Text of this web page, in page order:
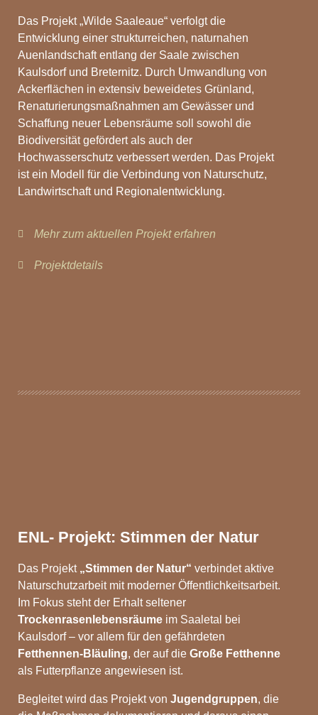
Das Projekt „Wilde Saaleaue“ verfolgt die
Entwicklung einer strukturreichen, naturnahen
Auenlandschaft entlang der Saale zwischen
Kaulsdorf und Breternitz. Durch Umwandlung von
Ackerflächen in extensiv beweidetes Grünland,
Renaturierungsmaßnahmen am Gewässer und
Schaffung neuer Lebensräume soll sowohl die
Biodiversität gefördert als auch der
Hochwasserschutz verbessert werden. Das Projekt
ist ein Modell für die Verbindung von Naturschutz,
Landwirtschaft und Regionalentwicklung.
Mehr zum aktuellen Projekt erfahren
Projektdetails
ENL- Projekt: Stimmen der Natur
Das Projekt „Stimmen der Natur“ verbindet aktive
Naturschutzarbeit mit moderner Öffentlichkeitsarbeit.
Im Fokus steht der Erhalt seltener
Trockenrasenlebensräume im Saaletal bei
Kaulsdorf – vor allem für den gefährdeten
Fetthennen-Bläuling, der auf die Große Fetthenne
als Futterpflanze angewiesen ist.
Begleitet wird das Projekt von Jugendgruppen, die